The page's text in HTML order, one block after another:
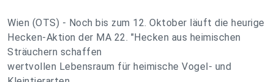
Wien (OTS) - Noch bis zum 12. Oktober läuft die heurige
Hecken-Aktion der MA 22. "Hecken aus heimischen
Sträuchern schaffen
wertvollen Lebensraum für heimische Vogel- und